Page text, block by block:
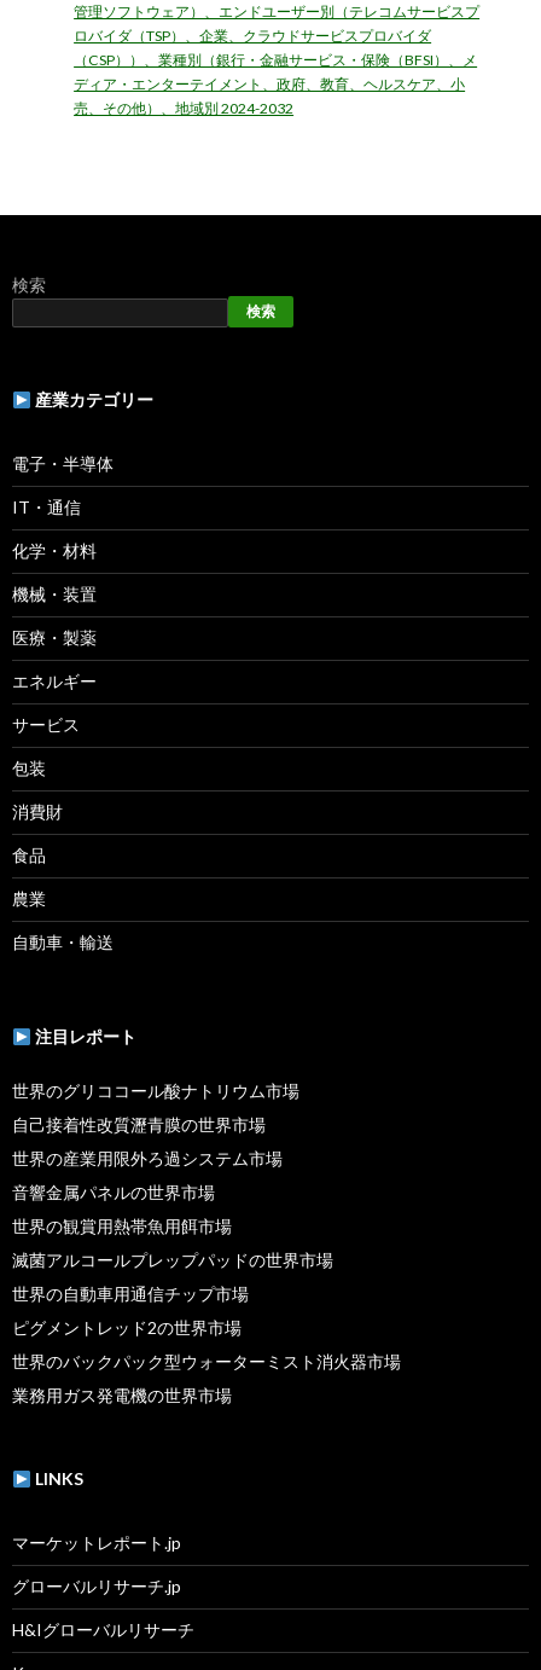
管理ソフトウェア）、エンドユーザー別（テレコムサービスプ
ロバイダ（TSP）、企業、クラウドサービスプロバイダ
（CSP））、業種別（銀行・金融サービス・保険（BFSI）、メ
ディア・エンターテイメント、政府、教育、ヘルスケア、小
売、その他）、地域別 2024-2032
検索
検索
産業カテゴリー
電子・半導体
IT・通信
化学・材料
機械・装置
医療・製薬
エネルギー
サービス
包装
消費財
食品
農業
自動車・輸送
注目レポート
世界のグリココール酸ナトリウム市場
自己接着性改質瀝青膜の世界市場
世界の産業用限外ろ過システム市場
音響金属パネルの世界市場
世界の観賞用熱帯魚用餌市場
滅菌アルコールプレップパッドの世界市場
世界の自動車用通信チップ市場
ピグメントレッド2の世界市場
世界のバックパック型ウォーターミスト消火器市場
業務用ガス発電機の世界市場
LINKS
マーケットレポート.jp
グローバルリサーチ.jp
H&Iグローバルリサーチ